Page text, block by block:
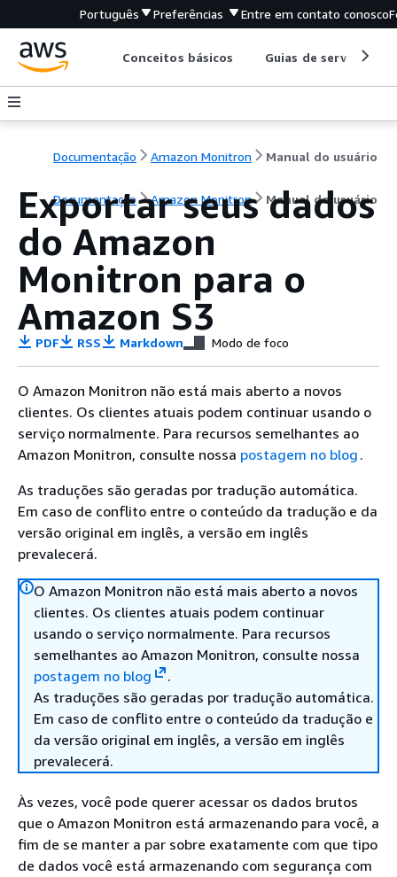
Português Preferências Entre em contato conosco
Conceitos básicos Guias de serviço
Documentação Amazon Monitron Manual do usuário
Documentação Amazon Monitron Manual do usuário
Exportar seus dados
do Amazon
Monitron para o
Amazon S3
PDF RSS Markdown Modo de foco
O Amazon Monitron não está mais aberto a novos
clientes. Os clientes atuais podem continuar usando o
serviço normalmente. Para recursos semelhantes ao
Amazon Monitron, consulte nossa postagem no blog .
As traduções são geradas por tradução automática.
Em caso de conflito entre o conteúdo da tradução e da
versão original em inglês, a versão em inglês
prevalecerá.
O Amazon Monitron não está mais aberto a novos
clientes. Os clientes atuais podem continuar
usando o serviço normalmente. Para recursos
semelhantes ao Amazon Monitron, consulte nossa
postagem no blog
.
As traduções são geradas por tradução automática.
Em caso de conflito entre o conteúdo da tradução e
da versão original em inglês, a versão em inglês
prevalecerá.
Às vezes, você pode querer acessar os dados brutos
que o Amazon Monitron está armazenando para você, a
fim de se manter a par sobre exatamente com que tipo
de dados você está armazenando com segurança com